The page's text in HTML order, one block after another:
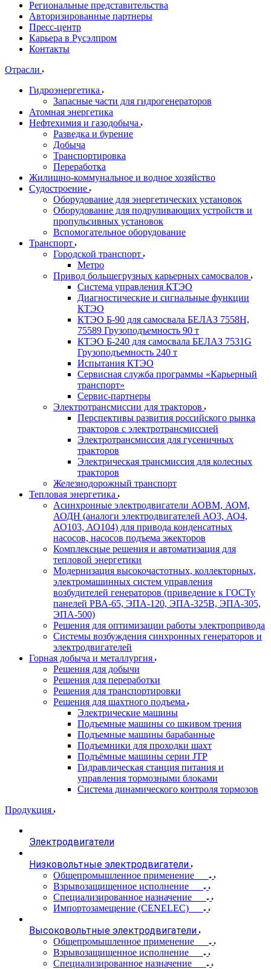
Региональные представительства
Авторизированные партнеры
Пресс-центр
Карьера в Русэлпром
Контакты
Отрасли
Гидроэнергетика
Запасные части для гидрогенераторов
Атомная энергетика
Нефтехимия и газодобыча
Разведка и бурение
Добыча
Транспортировка
Переработка
Жилищно-коммунальное и водное хозяйство
Судостроение
Оборудование для энергетических установок
Оборудование для подруливающих устройств и
пропульсивных установок
Вспомогательное оборудование
Транспорт
Городской транспорт
Метро
Привод большегрузных карьерных самосвалов
Система управления КТЭО
Диагностические и сигнальные функции
КТЭО
КТЭО Б-90 для самосвала БЕЛАЗ 7558H,
75589 Грузоподъемность 90 т
КТЭО Б-240 для самосвала БЕЛАЗ 7531G
Грузоподъемность 240 т
Испытания КТЭО
Сервисная служба программы «Карьерный
транспорт»
Сервис-партнеры
Электротрансмиссии для тракторов
Перспективы развития российского рынка
тракторов с электротрансмиссией
Электротрансмиссия для гусеничных
тракторов
Электрическая трансмиссия для колесных
тракторов
Железнодорожный транспорт
Тепловая энергетика
Асинхронные электродвигатели АОВМ, АОМ,
АОДН (аналоги электродвигателей АО3, АО4,
АО103, АО104) для привода конденсатных
насосов, насосов подъема эжекторов
Комплексные решения и автоматизация для
тепловой энергетики
Модернизация высокочастотных, коллекторных,
электромашинных систем управления
возбудителей генераторов (приведение к ГОСТу
панелей РВА-65, ЭПА-120, ЭПА-325В, ЭПА-305,
ЭПА-500)
Решения для оптимизации работы электропривода
Системы возбуждения синхронных генераторов и
электродвигателей
Горная добыча и металлургия
Решения для добычи
Решения для переработки
Решения для транспортировки
Решения для шахтного подъема
Электрические машины
Подъемные машины со шкивом трения
Подъемные машины барабанные
Подъемники для проходки шахт
Подъёмные машины серии JTP
Гидравлическая станция питания и
управления тормозными блоками
Система динамического контроля тормозов
Продукция
Электродвигатели
Низковольтные электродвигатели
Общепромышленное применение
Взрывозащищенное исполнение
Специализированное назначение
Импортозамещение (CENELEC)
Высоковольтные электродвигатели
Общепромышленное применение
Взрывозащищенное исполнение
Специализированное назначение